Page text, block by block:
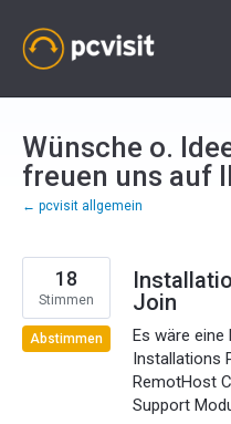
Zum
Inhalt
springen
Wünsche o.
freuen uns auf
← pcvisit allgemein
Join
Es wäre eine
Installations
RemotHost
Support
18
Stimmen
Abstimmen